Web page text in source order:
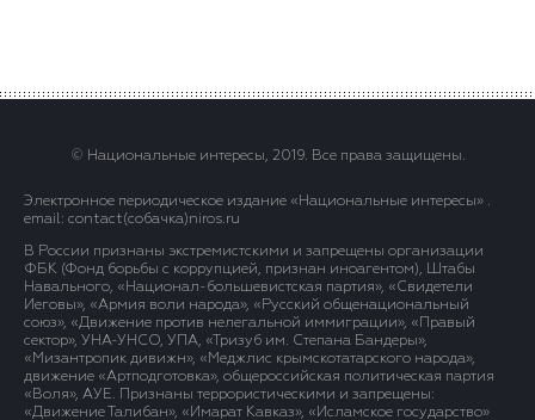
© Национальные интересы, 2019. Все права защищены.
Электронное периодическое издание «Национальные интересы» .
email: contact(сoбaчка)niros.ru
В России признаны экстремистскими и запрещены организации
ФБК (Фонд борьбы с коррупцией, признан иноагентом), Штабы
Навального, «Национал-большевистская партия», «Свидетели
Иеговы», «Армия воли народа», «Русский общенациональный
союз», «Движение против нелегальной иммиграции», «Правый
сектор», УНА-УНСО, УПА, «Тризуб им. Степана Бандеры»,
«Мизантропик дивижн», «Меджлис крымскотатарского народа»,
движение «Артподготовка», общероссийская политическая партия
«Воля», АУЕ. Признаны террористическими и запрещены:
«Движение Талибан», «Имарат Кавказ», «Исламское государство»